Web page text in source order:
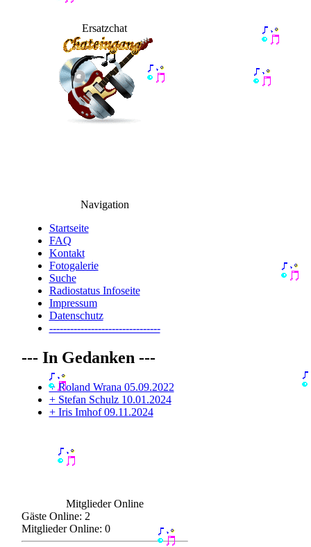
Ersatzchat
Navigation
Startseite
FAQ
Kontakt
Fotogalerie
Suche
Radiostatus Infoseite
Impressum
Datenschutz
--------------------------------
--- In Gedanken ---
+ Roland Wrana 05.09.2022
+ Stefan Schulz 10.01.2024
+ Iris Imhof 09.11.2024
Mitglieder Online
Gäste Online: 2
Mitglieder Online: 0